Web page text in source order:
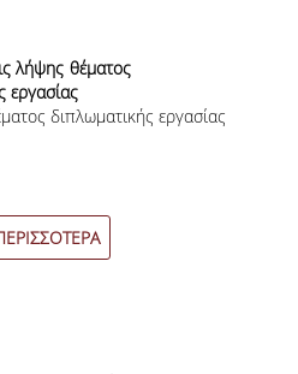
ΜΕ ΔΙΕΘΝΗ ΔΙΑΣΤΑΣΗ
ΦΙΛΟΣΟΦΙΑ
ΕΝΣΩΜΑΤΩΣΗ
λήψης θέματος
εργασίας
διπλωματικής εργασίας